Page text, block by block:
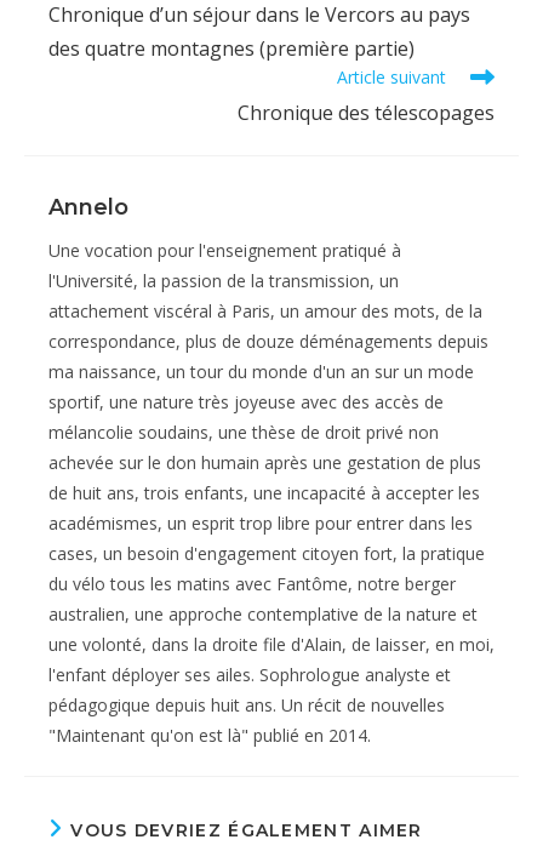
articles
Chronique d’un séjour dans le Vercors au pays
des quatre montagnes (première partie)
Article suivant
Chronique des télescopages
Annelo
Une vocation pour l'enseignement pratiqué à
l'Université, la passion de la transmission, un
attachement viscéral à Paris, un amour des mots, de la
correspondance, plus de douze déménagements depuis
ma naissance, un tour du monde d'un an sur un mode
sportif, une nature très joyeuse avec des accès de
mélancolie soudains, une thèse de droit privé non
achevée sur le don humain après une gestation de plus
de huit ans, trois enfants, une incapacité à accepter les
académismes, un esprit trop libre pour entrer dans les
cases, un besoin d'engagement citoyen fort, la pratique
du vélo tous les matins avec Fantôme, notre berger
australien, une approche contemplative de la nature et
une volonté, dans la droite file d'Alain, de laisser, en moi,
l'enfant déployer ses ailes. Sophrologue analyste et
pédagogique depuis huit ans. Un récit de nouvelles
"Maintenant qu'on est là" publié en 2014.
VOUS DEVRIEZ ÉGALEMENT AIMER